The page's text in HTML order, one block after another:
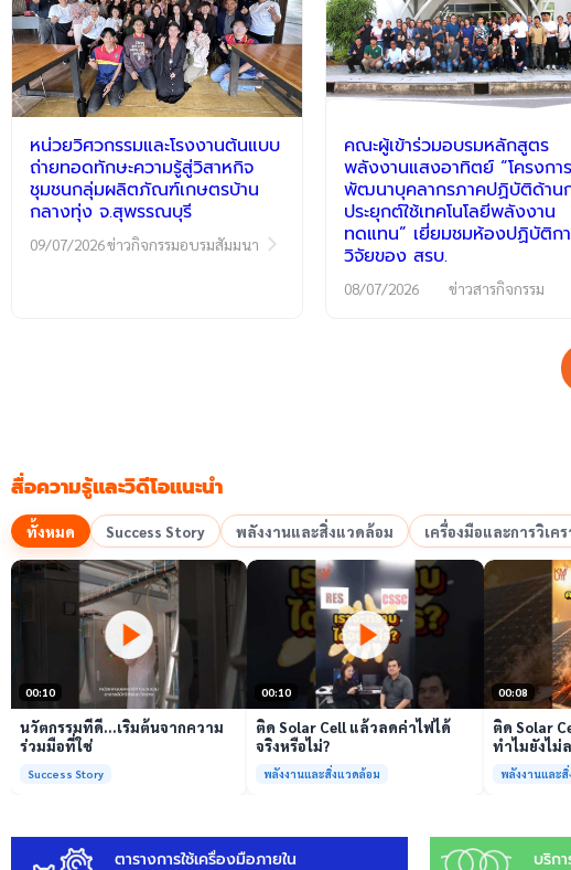
หน่วยวิศวกรรมและโรงงานต้นแบบ
ถ่ายทอดทักษะความรู้สู่วิสาหกิจ
ชุมชนกลุ่มผลิตภัณฑ์เกษตรบ้าน
กลางทุ่ง จ.สุพรรณบุรี
09/07/2026ข่าวกิจกรรมอบรมสัมมนา
คณะผู้เข้าร่วมอบรมหลักสูตร
พลังงานแสงอาทิตย์ “โครงการ
พัฒนาบุคลากรภาคปฏิบัติด้าน
ประยุกต์ใช้เทคโนโลยีพลังงาน
ทดแทน” เยี่ยมชมห้องปฏิบัติก
วิจัยของ สรบ.
08/07/2026 ข่าวสารกิจกรรม
สื่อความรู้และวิดีโอแนะนำ
ทั้งหมด Success Story พลังงานและสิ่งแวดล้อม เครื่องมือและการวิเค
เล่นวิดีโอ
00:10
นวัตกรรมที่ดี…เริ่มต้นจากความ
ร่วมมือที่ใช่
Success Story
เล่นวิดีโอ
00:10
ติด Solar Cell แล้วลดค่าไฟได้
จริงหรือไม่?
พลังงานและสิ่งแวดล้อม
00:08
ติด Solar
ทำไมยังไม่
พลังงานและ
ตารางการใช้เครื่องมือภายใน บริก